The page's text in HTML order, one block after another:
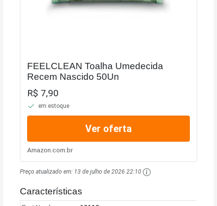
FEELCLEAN Toalha Umedecida
Recem Nascido 50Un
R$ 7,90
em estoque
Ver oferta
Amazon.com.br
Preço atualizado em: 13 de julho de 2026 22:10
Características